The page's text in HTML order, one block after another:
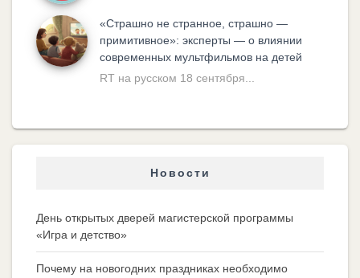
«Cтрашно не странное, страшно —
примитивное»: эксперты — о влиянии
современных мультфильмов на детей
RT на русском 18 сентября...
Новости
День открытых дверей магистерской программы
«Игра и детство»
Почему на новогодних праздниках необходимо